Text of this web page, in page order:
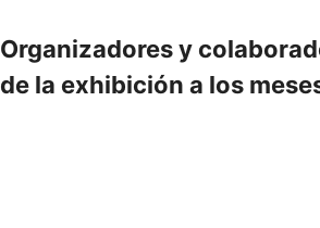
Organizadores y
de la exhibición a los